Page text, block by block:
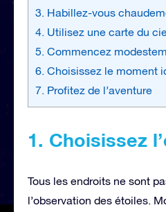
3. Habillez-vous
4. Utilisez une carte du
5. Commencez
6. Choisissez le moment
7. Profitez de l’aventure
1. Choisissez
Tous les endroits ne sont
l’observation des étoiles.